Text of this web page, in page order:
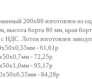
200х80 изготовлен из
высота борта 80 мм, края
НДС. Лоток изготовлен
- 61,61р
- 72,25р
- 95,17р
- 84,28р